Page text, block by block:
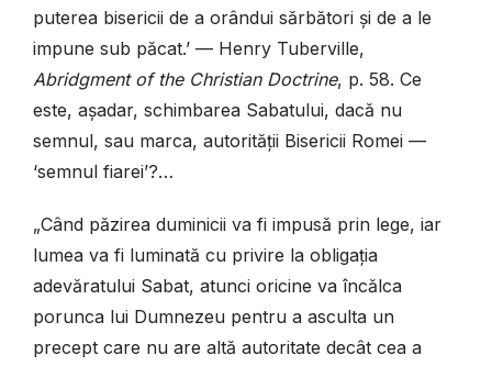
puterea bisericii de a orândui sărbători și de a le
impune sub păcat.’ — Henry Tuberville,
Abridgment of the Christian Doctrine, p. 58. Ce
este, așadar, schimbarea Sabatului, dacă nu
semnul, sau marca, autorității Bisericii Romei —
‘semnul fiarei’?…
„Când păzirea duminicii va fi impusă prin lege, iar
lumea va fi luminată cu privire la obligația
adevăratului Sabat, atunci oricine va încălca
porunca lui Dumnezeu pentru a asculta un
precept care nu are altă autoritate decât cea a